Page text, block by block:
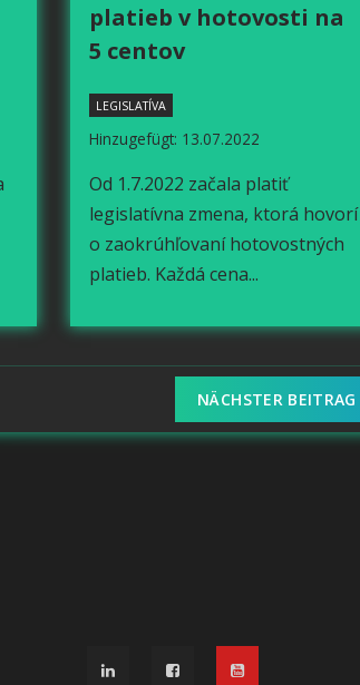
platieb v hotovosti na
5 centov
LEGISLATÍVA
Hinzugefügt: 13.07.2022
Od 1.7.2022 začala platiť
legislatívna zmena, ktorá hovorí
o zaokrúhľovaní hotovostných
platieb. Každá cena...
NÄCHSTER BEITRAG